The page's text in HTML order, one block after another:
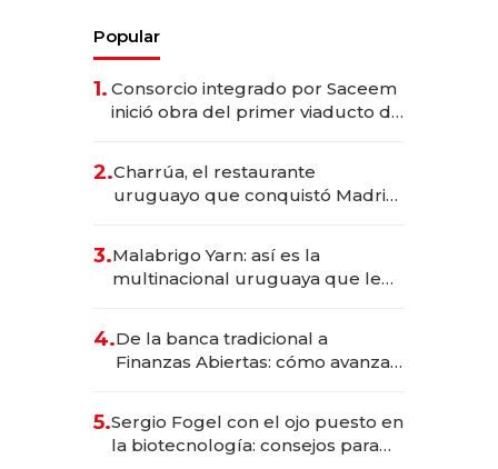
Popular
1. Consorcio integrado por Saceem
inició obra del primer viaducto de
millones
2.Charrúa, el restaurante
uruguayo que conquistó Madrid:
anticipación y prepara apertura
3.Malabrigo Yarn: así es la
multinacional uruguaya que le
4.De la banca tradicional a
Finanzas Abiertas: cómo avanza
5.Sergio Fogel con el ojo puesto en
la biotecnología: consejos para